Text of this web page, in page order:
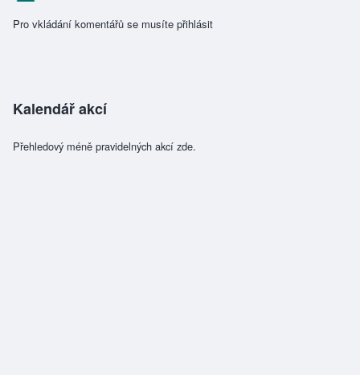
Pro vkládání komentářů se musíte přihlásit
Kalendář akcí
Přehledový méně pravidelných akcí zde.